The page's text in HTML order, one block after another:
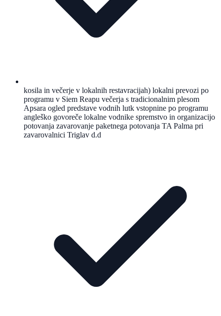
kosila in večerje v lokalnih restavracijah) lokalni prevozi po
programu v Siem Reapu večerja s tradicionalnim plesom
Apsara ogled predstave vodnih lutk vstopnine po programu
angleško govoreče lokalne vodnike spremstvo in organizacijo
potovanja zavarovanje paketnega potovanja TA Palma pri
zavarovalnici Triglav d.d